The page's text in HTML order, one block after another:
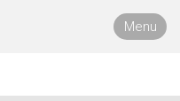
Menu